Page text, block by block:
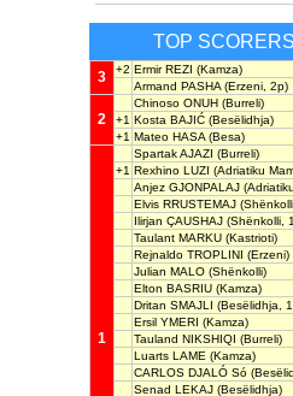
TOP
3 +2 Ermir REZI (Kamza)
Armand PASHA (Erzeni, 2p)
2
Chinoso ONUH (Burreli)
+1 Kosta BAJIĆ (Besëlidhja)
+1 Mateo HASA (Besa)
1
Spartak AJAZI (Burreli)
+1 Rexhino LUZI (Adriatiku
Anjez GJONPALAJ
Elvis RRUSTEMAJ
Ilirjan ÇAUSHAJ (Shënkolli,
Taulant MARKU (Kastrioti)
Rejnaldo TROPLINI (Erzeni)
Julian MALO (Shënkolli)
Elton BASRIU (Kamza)
Dritan SMAJLI (Besëlidhja,
Ersil YMERI (Kamza)
Tauland NIKSHIQI (Burreli)
Luarts LAME (Kamza)
CARLOS DJALÓ Só
Senad LEKAJ (Besëlidhja)